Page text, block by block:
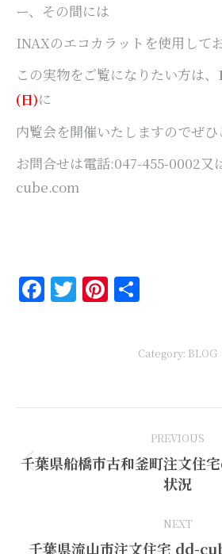
ー、その間には
INAXのエコカラットを使用してお
この実物をご覧になりたい方は、
(日)に
内覧会を開催いたしますのでぜひ
お問合せは電話:047-455-0002
cube.com
Facebook
Twitter
Pinterest
Category: BLOG
PREVIOUS
post:
千葉県船橋市古和釜町注文住
状況
NEXT
Next
千葉県流山市注文住宅 dd-